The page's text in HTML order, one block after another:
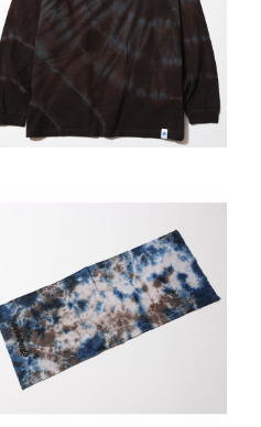
devadurga / COME BACK L/
S CUT SEW
¥13,200
devadurga / DOROZOME T
ENUGUI（MULTI）
¥2,750